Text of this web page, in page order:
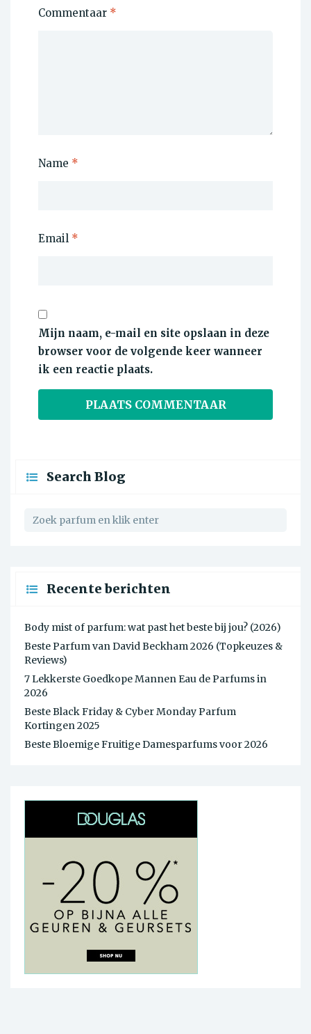
Commentaar *
Name *
Email *
Mijn naam, e-mail en site opslaan in deze
browser voor de volgende keer wanneer
ik een reactie plaats.
Search Blog
Recente berichten
Body mist of parfum: wat past het beste bij jou? (2026)
Beste Parfum van David Beckham 2026 (Topkeuzes &
Reviews)
7 Lekkerste Goedkope Mannen Eau de Parfums in
2026
Beste Black Friday & Cyber Monday Parfum
Kortingen 2025
Beste Bloemige Fruitige Damesparfums voor 2026